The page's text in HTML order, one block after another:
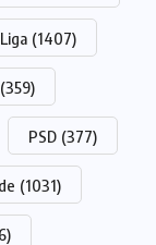
(1407)
(359)
PSD (377)
(1031)